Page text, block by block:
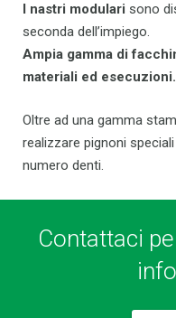
I nastri modulari sono
seconda dell’impiego.
Ampia gamma di
materiali ed esecuzioni.
Oltre ad una gamma
realizzare pignoni
numero denti.
Contattaci